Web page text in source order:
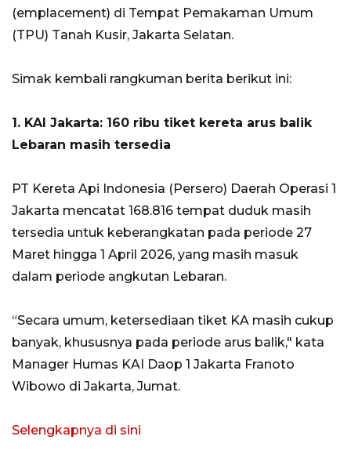
(emplacement) di Tempat Pemakaman Umum
(TPU) Tanah Kusir, Jakarta Selatan.
Simak kembali rangkuman berita berikut ini:
1. KAI Jakarta: 160 ribu tiket kereta arus balik
Lebaran masih tersedia
PT Kereta Api Indonesia (Persero) Daerah Operasi 1
Jakarta mencatat 168.816 tempat duduk masih
tersedia untuk keberangkatan pada periode 27
Maret hingga 1 April 2026, yang masih masuk
dalam periode angkutan Lebaran.
“Secara umum, ketersediaan tiket KA masih cukup
banyak, khususnya pada periode arus balik," kata
Manager Humas KAI Daop 1 Jakarta Franoto
Wibowo di Jakarta, Jumat.
Selengkapnya di sini